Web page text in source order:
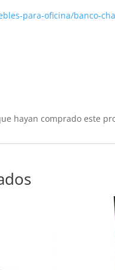
para-oficina/banco-
hayan comprado este